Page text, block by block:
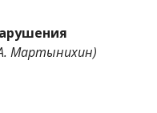
Мартынихин)